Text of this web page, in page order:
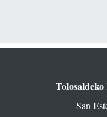
San